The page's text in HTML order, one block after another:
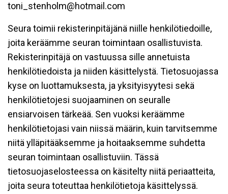
toni_stenholm@hotmail.com
Seura toimii rekisterinpitäjänä niille henkilötiedoille,
joita keräämme seuran toimintaan osallistuvista.
Rekisterinpitäjä on vastuussa sille annetuista
henkilötiedoista ja niiden käsittelystä. Tietosuojassa
kyse on luottamuksesta, ja yksityisyytesi sekä
henkilötietojesi suojaaminen on seuralle
ensiarvoisen tärkeää. Sen vuoksi keräämme
henkilötietojasi vain niissä määrin, kuin tarvitsemme
niitä ylläpitääksemme ja hoitaaksemme suhdetta
seuran toimintaan osallistuviin. Tässä
tietosuojaselosteessa on käsitelty niitä periaatteita,
joita seura toteuttaa henkilötietoja käsittelyssä.